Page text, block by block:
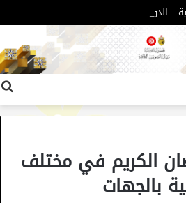
الدورة 11
الكريم في مختلف
بالجهات